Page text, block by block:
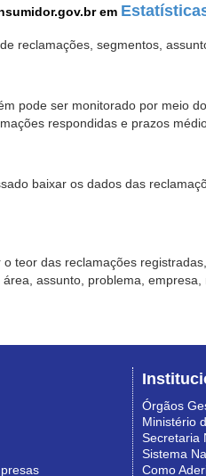
em
reclamações, segmentos,
pode ser monitorado por meio
respondidas e prazos
baixar os dados das
teor das reclamações
assunto, problema,
Órgãos
Ministério
Secretaria
Sistema
Como